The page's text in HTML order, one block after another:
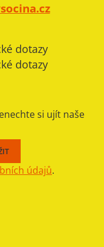
dotazy
dotazy
si ujít naše
údajů.